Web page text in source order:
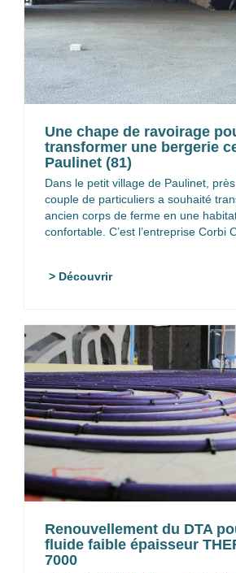
Une chape de ravoirage
transformer une bergerie
Paulinet (81)
Dans le petit village de Paulinet, près
couple de particuliers a souhaité
ancien corps de ferme en une
confortable. C’est l’entreprise Corbi
> Découvrir
Renouvellement du DTA
fluide faible épaisseur
7000